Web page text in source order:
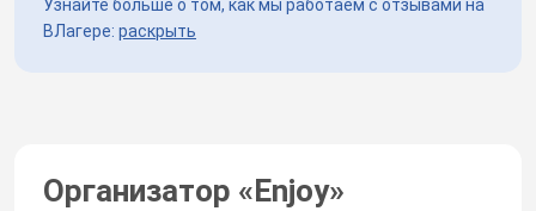
Узнайте больше о том, как мы работаем с отзывами на
ВЛагере: раскрыть
Организатор «Enjoy»